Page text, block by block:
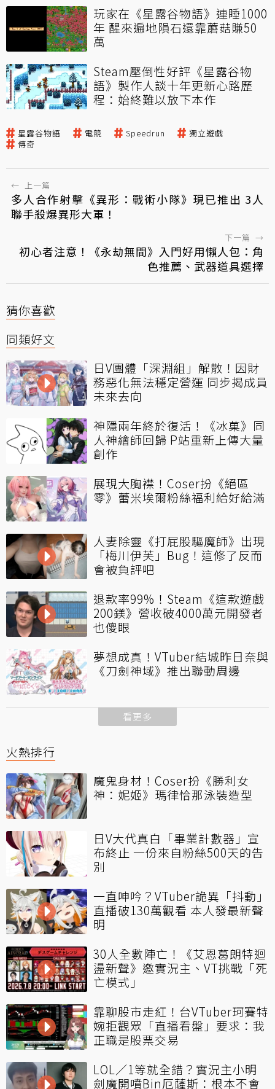
玩家在《星露谷物語》連睡1000
年 醒來遍地隕石還靠蘑菇賺50
萬
Steam壓倒性好評《星露谷物
語》製作人談十年更新心路歷
程：始終難以放下本作
星露谷物語 電競 Speedrun
獨立遊戲
傳奇
← 上一篇
多人合作射擊《異形：戰術小隊》現已推出 3人
聯手殺爆異形大軍！
下一篇 →
初心者注意！《永劫無間》入門好用懶人包：角
色推薦、武器道具選擇
猜你喜歡
同類好文
日V團體「深淵組」解散！因財
務惡化無法穩定營運 同步揭成員
未來去向
神隱兩年終於復活！《冰菓》同
人神繪師回歸 P站重新上傳大量
創作
展現大胸襟！Coser扮《絕區
零》蕾米埃爾粉絲福利給好給滿
人妻除靈《打屁股驅魔師》出現
「梅川伊芙」Bug！這修了反而
會被負評吧
退款率99%！Steam《這款遊戲
200鎂》營收破4000萬元開發者
也傻眼
夢想成真！VTuber結城昨日奈與
《刀劍神域》推出聯動周邊
看更多
火熱排行
魔鬼身材！Coser扮《勝利女
神：妮姬》瑪律恰那泳裝造型
日V大代真白「畢業計數器」宣
布終止 一份來自粉絲500天的告
別
一直呻吟？VTuber詭異「抖動」
直播破130萬觀看 本人發最新聲
明
30人全數陣亡！《艾恩葛朗特迴
盪新聲》邀實況主、VT挑戰「死
亡模式」
靠聊股市走紅！台VTuber珂賽特
婉拒觀眾「直播看盤」要求：我
正職是股票交易
LOL／1等就全錯？實況主小明
劍魔開噴Bin厄薩斯：根本不會